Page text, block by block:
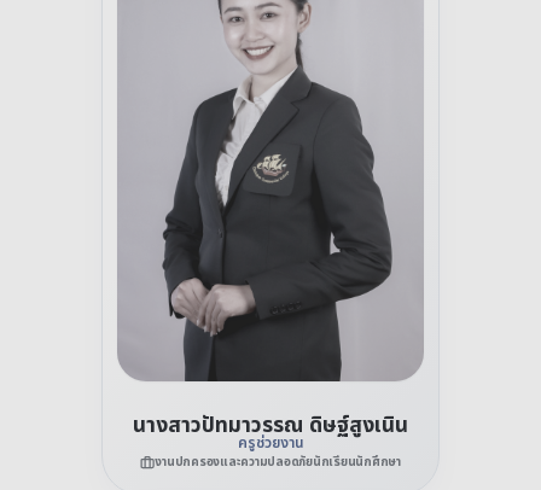
นางสาวปัทมาวรรณ ดิษฐ์สูงเนิน
ครูช่วยงาน
งานปกครองและความปลอดภัยนักเรียนนักศึกษา